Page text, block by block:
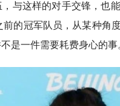
与这样的对手交锋，也
的冠军队员，从某种角
是一件需要耗费身心的事